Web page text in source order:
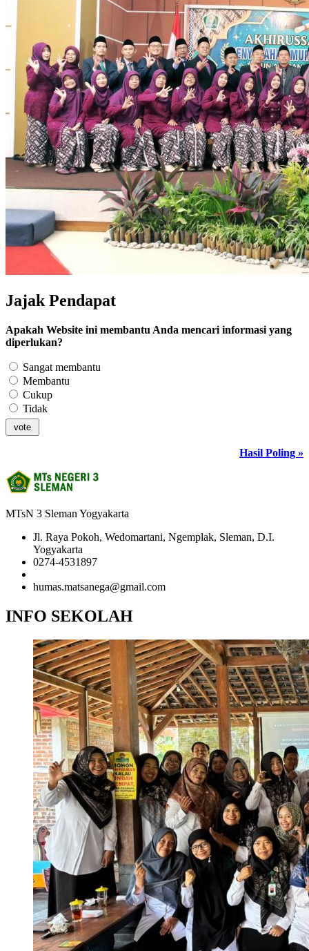
Jajak Pendapat
Apakah Website ini membantu Anda mencari informasi yang
diperlukan?
Sangat membantu
Membantu
Cukup
Tidak
Hasil Poling »
MTsN 3 Sleman Yogyakarta
Jl. Raya Pokoh, Wedomartani, Ngemplak, Sleman, D.I.
Yogyakarta
0274-4531897
humas.matsanega@gmail.com
INFO SEKOLAH